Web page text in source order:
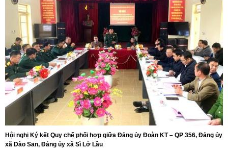
Hội nghị Ký kết Quy chế phối hợp giữa Đảng ủy Đoàn KT – QP 356, Đảng ủy
xã Dào San, Đảng ủy xã Sì Lở Lầu